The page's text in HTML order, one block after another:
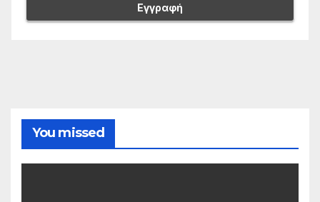
You missed